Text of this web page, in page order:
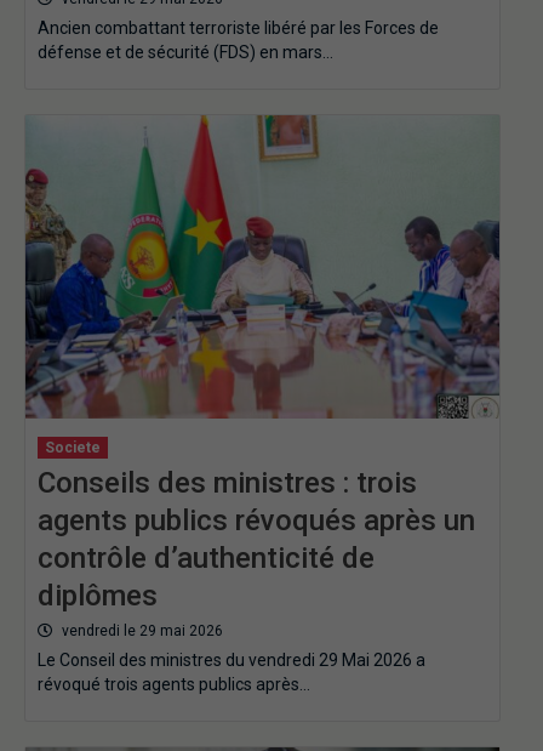
Ancien combattant terroriste libéré par les Forces de
défense et de sécurité (FDS) en mars…
Societe
Conseils des ministres : trois
agents publics révoqués après un
contrôle d’authenticité de
diplômes
vendredi le 29 mai 2026
Le Conseil des ministres du vendredi 29 Mai 2026 a
révoqué trois agents publics après…